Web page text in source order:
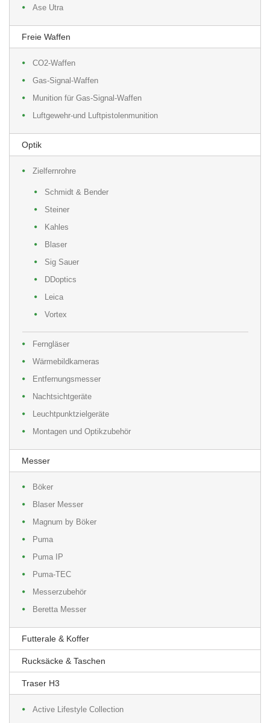
Ase Utra
Freie Waffen
CO2-Waffen
Gas-Signal-Waffen
Munition für Gas-Signal-Waffen
Luftgewehr-und Luftpistolenmunition
Optik
Zielfernrohre
Schmidt & Bender
Steiner
Kahles
Blaser
Sig Sauer
DDoptics
Leica
Vortex
Ferngläser
Wärmebildkameras
Entfernungsmesser
Nachtsichtgeräte
Leuchtpunktzielgeräte
Montagen und Optikzubehör
Messer
Böker
Blaser Messer
Magnum by Böker
Puma
Puma IP
Puma-TEC
Messerzubehör
Beretta Messer
Futterale & Koffer
Rucksäcke & Taschen
Traser H3
Active Lifestyle Collection